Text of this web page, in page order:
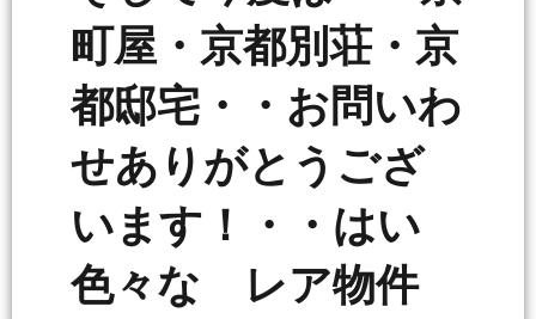
町屋・京都別荘・京
都邸宅・・お問いわ
せありがとうござ
います！・・はい
色々な レア物件